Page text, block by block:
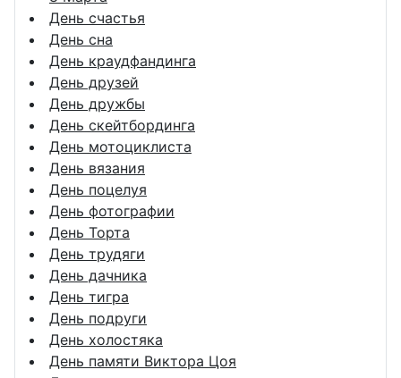
День счастья
День сна
День краудфандинга
День друзей
День дружбы
День скейтбординга
День мотоциклиста
День вязания
День поцелуя
День фотографии
День Торта
День трудяги
День дачника
День тигра
День подруги
День холостяка
День памяти Виктора Цоя